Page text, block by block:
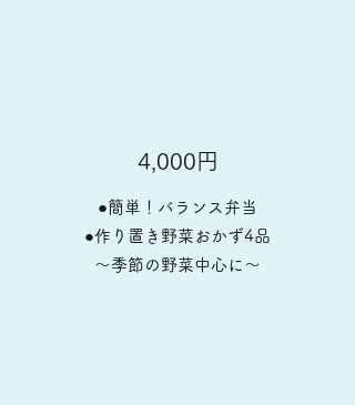
​​4,000円
●簡単！バランス弁当
●作り置き野菜おかず4品
～季節の野菜中心に～